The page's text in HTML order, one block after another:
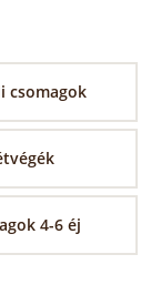
csomagok
4-6 éj